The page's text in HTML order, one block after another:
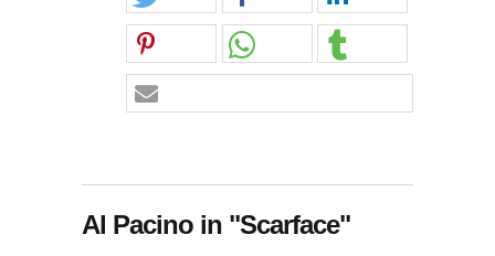
Al Pacino in "Scarface"